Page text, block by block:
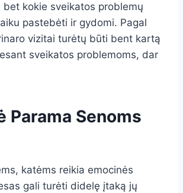
kokie sveikatos problemų
pastebėti ir gydomi. Pagal
vizitai turėtų būti bent kartą
sveikatos problemoms, dar
Parama Senoms
katėms reikia emocinės
gali turėti didelę įtaką jų